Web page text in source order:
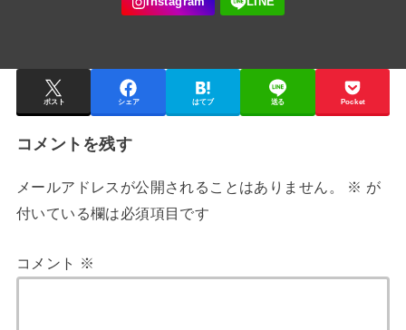
ポスト シェア はてブ 送る Pocket
コメントを残す
メールアドレスが公開されることはありません。 ※ が
付いている欄は必須項目です
コメント ※